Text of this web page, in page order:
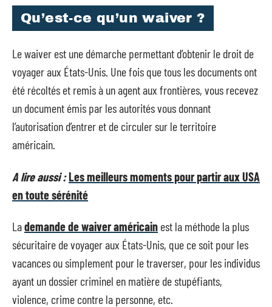
Qu’est-ce qu’un waiver ?
Le waiver est une démarche permettant d’obtenir le droit de
voyager aux États-Unis. Une fois que tous les documents ont
été récoltés et remis à un agent aux frontières, vous recevez
un document émis par les autorités vous donnant
l’autorisation d’entrer et de circuler sur le territoire
américain.
A lire aussi :Les meilleurs moments pour partir aux USA
en toute sérénité
Lademande de waiver américain est la méthode la plus
sécuritaire de voyager aux États-Unis, que ce soit pour les
vacances ou simplement pour le traverser, pour les individus
ayant un dossier criminel en matière de stupéfiants,
violence, crime contre la personne, etc.